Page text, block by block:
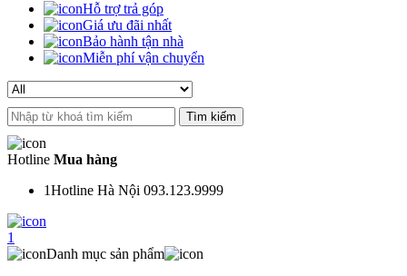
Hỗ trợ trả góp
Giá ưu đãi nhất
Bảo hành tận nhà
Miễn phí vận chuyển
Search
for:
Hotline Mua hàng
1Hotline Hà Nội 093.123.9999
1
Danh mục sản phẩm